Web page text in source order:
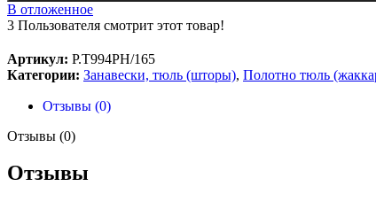
В отложенное
3 Пользователя смотрит этот товар!
Артикул: Р.Т994РН/165
Категории: Занавески, тюль (шторы), Полотно тюль
Отзывы (0)
Отзывы (0)
Отзывы